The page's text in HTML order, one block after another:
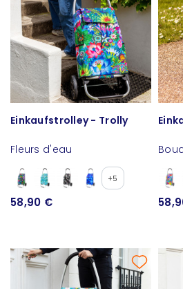
Einkaufstrolley - Trolly
Fleurs d'eau
+5
58,90 €